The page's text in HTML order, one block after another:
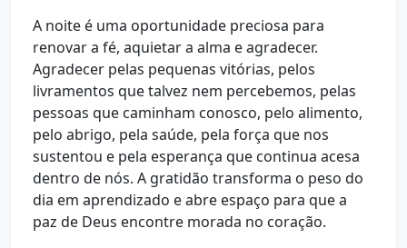
A noite é uma oportunidade preciosa para
renovar a fé, aquietar a alma e agradecer.
Agradecer pelas pequenas vitórias, pelos
livramentos que talvez nem percebemos, pelas
pessoas que caminham conosco, pelo alimento,
pelo abrigo, pela saúde, pela força que nos
sustentou e pela esperança que continua acesa
dentro de nós. A gratidão transforma o peso do
dia em aprendizado e abre espaço para que a
paz de Deus encontre morada no coração.